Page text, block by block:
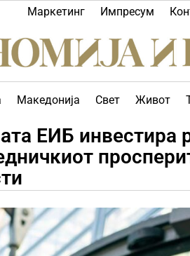
Маркетинг Импресум
Македонија Свет Живот
ЕИБ инвестира